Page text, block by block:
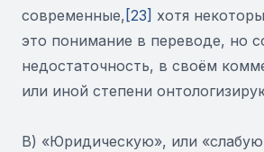
современные, [23] хотя
это понимание в переводе, но
недостаточность, в своём
или иной степени
В) «Юридическую», или «слабую